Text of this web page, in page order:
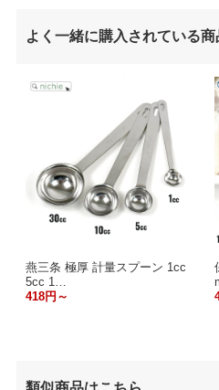
よく一緒に購入されている商
燕三条 極厚 計量スプーン 1cc
5cc 1…
418円～